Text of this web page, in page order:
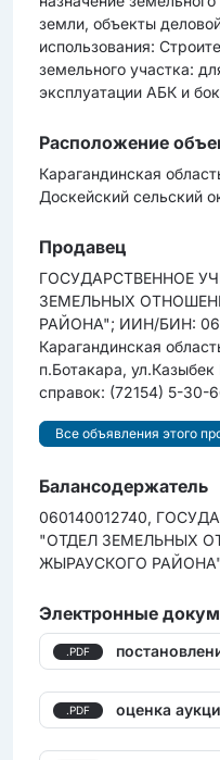
земли, объекты
использования:
земельного участка:
эксплуатации АБК и
Расположение
Карагандинская
Доскейский сельский
Продавец
ГОСУДАРСТВЕННОЕ
ЗЕМЕЛЬНЫХ
РАЙОНА"; ИИН/БИН:
Карагандинская
п.Ботакара,
справок: (72154) 5-30-
Все объявления этого
Балансодержатель
060140012740,
"ОТДЕЛ ЗЕМЕЛЬНЫХ
ЖЫРАУСКОГО РАЙОНА",
Электронные
.PDF
.PDF оценка